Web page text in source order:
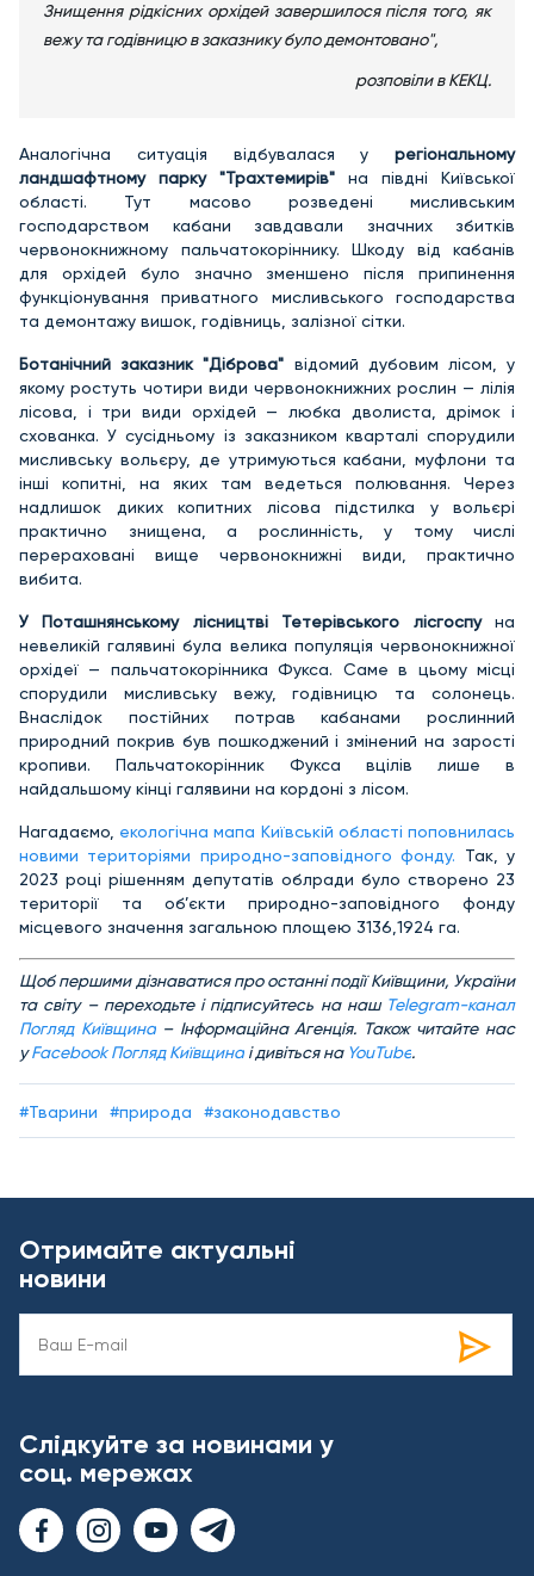
Знищення рідкісних орхідей завершилося після того, як
вежу та годівницю в заказнику було демонтовано",
розповіли в КЕКЦ.
Аналогічна ситуація відбувалася у регіональному
ландшафтному парку "Трахтемирів" на півдні Київської
області. Тут масово розведені мисливським
господарством кабани завдавали значних збитків
червонокнижному пальчатокоріннику. Шкоду від кабанів
для орхідей було значно зменшено після припинення
функціонування приватного мисливського господарства
та демонтажу вишок, годівниць, залізної сітки.
Ботанічний заказник "Діброва" відомий дубовим лісом, у
якому ростуть чотири види червонокнижних рослин — лілія
лісова, і три види орхідей — любка дволиста, дрімок і
схованка. У сусідньому із заказником кварталі спорудили
мисливську вольєру, де утримуються кабани, муфлони та
інші копитні, на яких там ведеться полювання. Через
надлишок диких копитних лісова підстилка у вольєрі
практично знищена, а рослинність, у тому числі
перераховані вище червонокнижні види, практично
вибита.
У Поташнянському лісництві Тетерівського лісгоспуна
невеликій галявині була велика популяція червонокнижної
орхідеї — пальчатокорінника Фукса. Саме в цьому місці
спорудили мисливську вежу, годівницю та солонець.
Внаслідок постійних потрав кабанами рослинний
природний покрив був пошкоджений і змінений на зарості
кропиви. Пальчатокорінник Фукса вцілів лише в
найдальшому кінці галявини на кордоні з лісом.
Нагадаємо, екологічна мапа Київській області поповнилась
новими територіями природно-заповідного фонду. Так, у
2023 році рішенням депутатів облради було створено 23
території та об’єкти природно-заповідного фонду
місцевого значення загальною площею 3136,1924 га.
Щоб першими дізнаватися про останні події Київщини, України
та світу – переходьте і підписуйтесь на наш Telegram-канал
Погляд Київщина– Інформаційна Агенція. Також читайте нас
уFacebook Погляд Київщина і дивіться на YouTube.
#Тварини #природа #законодавство
Отримайте актуальні
новини
Слідкуйте за новинами у
соц. мережах